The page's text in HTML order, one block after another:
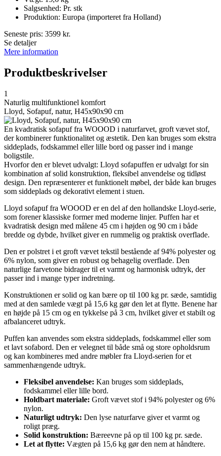
Salgsenhed: Pr. stk
Produktion: Europa (importeret fra Holland)
Seneste pris: 3599 kr.
Se detaljer
Mere information
Produktbeskrivelser
1
Naturlig multifunktionel komfort
Lloyd, Sofapuf, natur, H45x90x90 cm
En kvadratisk sofapuf fra WOOOD i naturfarvet, groft vævet stof,
der kombinerer funktionalitet og æstetik. Den kan bruges som ekstra
siddeplads, fodskammel eller lille bord og passer ind i mange
boligstile.
Hvorfor den er blevet udvalgt: Lloyd sofapuffen er udvalgt for sin
kombination af solid konstruktion, fleksibel anvendelse og tidløst
design. Den repræsenterer et funktionelt møbel, der både kan bruges
som siddeplads og dekorativt element i stuen.
Lloyd sofapuf fra WOOOD er en del af den hollandske Lloyd-serie,
som forener klassiske former med moderne linjer. Puffen har et
kvadratisk design med målene 45 cm i højden og 90 cm i både
bredde og dybde, hvilket giver en rummelig og praktisk overflade.
Den er polstret i et groft vævet tekstil bestående af 94% polyester og
6% nylon, som giver en robust og behagelig overflade. Den
naturlige farvetone bidrager til et varmt og harmonisk udtryk, der
passer ind i mange typer indretning.
Konstruktionen er solid og kan bære op til 100 kg pr. sæde, samtidig
med at den samlede vægt på 15,6 kg gør den let at flytte. Benene har
en højde på 15 cm og en tykkelse på 3 cm, hvilket giver et stabilt og
afbalanceret udtryk.
Puffen kan anvendes som ekstra siddeplads, fodskammel eller som
et lavt sofabord. Den er velegnet til både små og store opholdsrum
og kan kombineres med andre møbler fra Lloyd-serien for et
sammenhængende udtryk.
Fleksibel anvendelse: Kan bruges som siddeplads,
fodskammel eller lille bord.
Holdbart materiale: Groft vævet stof i 94% polyester og 6%
nylon.
Naturligt udtryk: Den lyse naturfarve giver et varmt og
roligt præg.
Solid konstruktion: Bæreevne på op til 100 kg pr. sæde.
Let at flytte: Vægten på 15,6 kg gør den nem at håndtere.